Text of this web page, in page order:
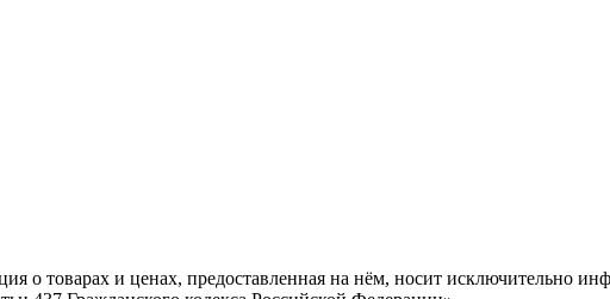
о товарах и ценах, предоставленная на нём, носит исключительно